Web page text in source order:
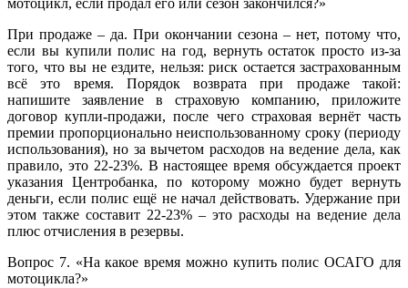
мотоцикл, если продал его или сезон закончился?»
При продаже – да. При окончании сезона – нет, потому что,
если вы купили полис на год, вернуть остаток просто из-за
того, что вы не ездите, нельзя: риск остается застрахованным
всё это время. Порядок возврата при продаже такой:
напишите заявление в страховую компанию, приложите
договор купли-продажи, после чего страховая вернёт часть
премии пропорционально неиспользованному сроку (периоду
использования), но за вычетом расходов на ведение дела, как
правило, это 22-23%. В настоящее время обсуждается проект
указания Центробанка, по которому можно будет вернуть
деньги, если полис ещё не начал действовать. Удержание при
этом также составит 22-23% – это расходы на ведение дела
плюс отчисления в резервы.
Вопрос 7. «На какое время можно купить полис ОСАГО для
мотоцикла?»